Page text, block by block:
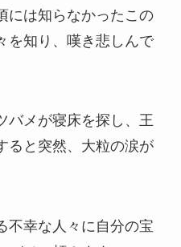
には知らなかったこの
を知り、嘆き悲しんで
バメが寝床を探し、王
ると突然、大粒の涙が
不幸な人々に自分の宝